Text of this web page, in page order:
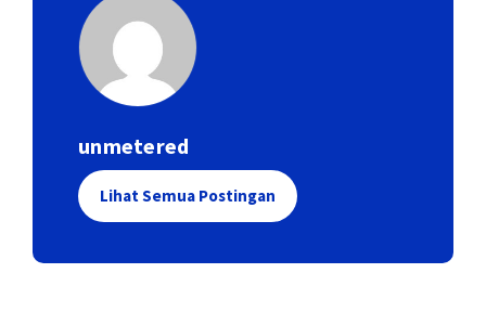
unmetered
Lihat Semua Postingan